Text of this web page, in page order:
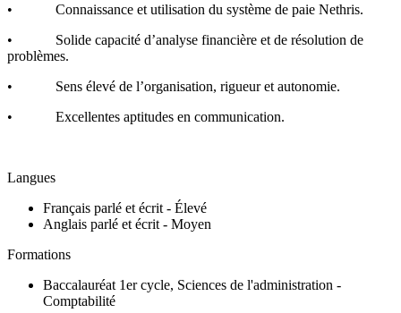
• Connaissance et utilisation du système de paie Nethris.
• Solide capacité d’analyse financière et de résolution de
problèmes.
• Sens élevé de l’organisation, rigueur et autonomie.
• Excellentes aptitudes en communication.
Langues
Français parlé et écrit - Élevé
Anglais parlé et écrit - Moyen
Formations
Baccalauréat 1er cycle, Sciences de l'administration -
Comptabilité